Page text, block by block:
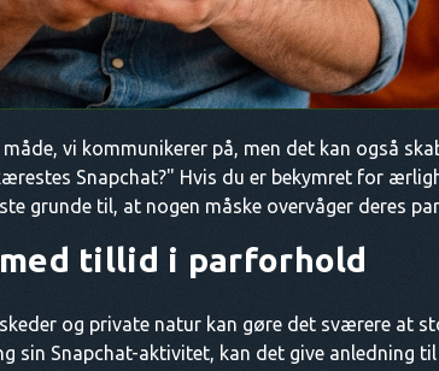
vi kommunikerer på, men det kan også
Snapchat?" Hvis du er bekymret for
grunde til, at nogen måske overvåger deres
tillid i parforhold
og private natur kan gøre det sværere at
sin Snapchat-aktivitet, kan det give anledning